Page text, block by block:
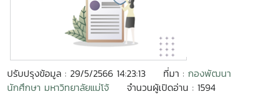
ปรับปรุงข้อมูล : 29/5/2566 14:23:13 ที่มา : กองพัฒนา
นักศึกษา มหาวิทยาลัยแม่โจ้
จำนวนผู้เปิดอ่าน : 1594